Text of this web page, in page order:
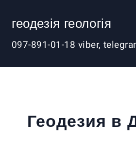
геодезія геологія
097-891-01-18 viber,
Геодезия в